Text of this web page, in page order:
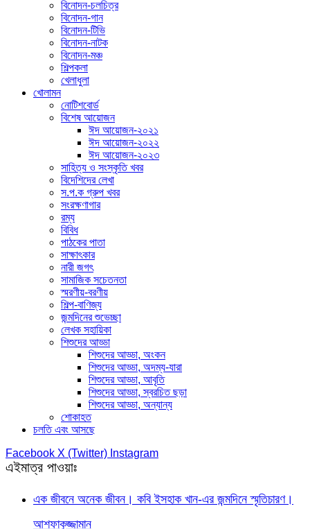
বিনোদন-চলচিত্র
বিনোদন-গান
বিনোদন-টিভি
বিনোদন-নাটক
বিনোদন-মঞ্চ
শিল্পকলা
খেলাধুলা
খোলামন
নোটিশবোর্ড
বিশেষ আয়োজন
ঈদ আয়োজন-২০২১
ঈদ আয়োজন-২০২২
ঈদ আয়োজন-২০২৩
সাহিত্য ও সংস্কৃতি খবর
বিদেশিদের লেখা
স.প.ক গ্রুপ খবর
সংরক্ষণাগার
রম্য
বিবিধ
পাঠকের পাতা
সাক্ষাৎকার
নারী জগৎ
সামাজিক সচেতনতা
স্মরণীয়-বরণীয়
শিল্প-বাণিজ্য
জন্মদিনের শুভেচ্ছা
লেখক সহায়িকা
শিশুদের আড্ডা
শিশুদের আড্ডা, অংকন
শিশুদের আড্ডা, অদম্য-যারা
শিশুদের আড্ডা, আবৃতি
শিশুদের আড্ডা, স্বরচিত ছড়া
শিশুদের আড্ডা, অন্যান্য
শোকাহত
চলতি এবং আসছে
Facebook X (Twitter) Instagram
এইমাত্র পাওয়াঃ
এক জীবনে অনেক জীবন। কবি ইসহাক খান-এর জন্মদিনে স্মৃতিচারণ।
আশফাকুজ্জামান